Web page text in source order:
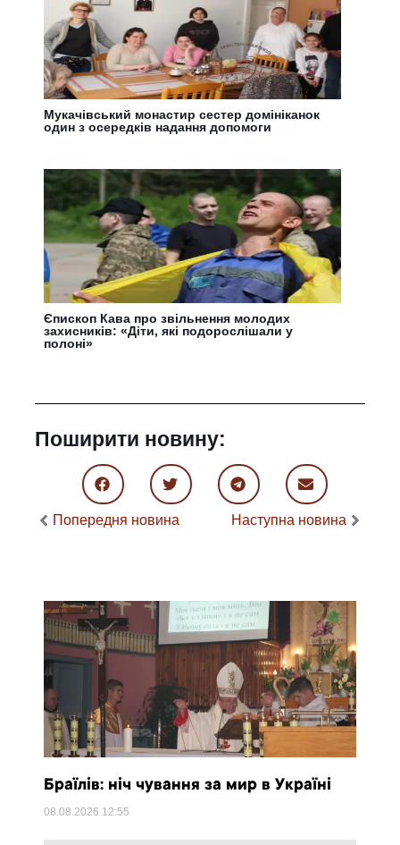
Мукачівський монастир сестер домініканок
один з осередків надання допомоги
Єпископ Кава про звільнення молодих
захисників: «Діти, які подорослішали у
полоні»
Поширити новину:
Попередня новина Наступна новина
Браїлів: ніч чування за мир в Україні
08.08.2026 12:55